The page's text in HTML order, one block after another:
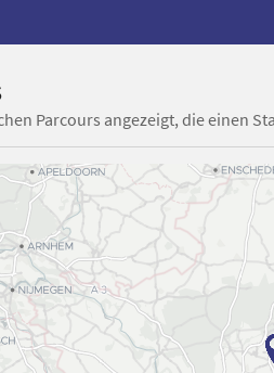
Parcours angezeigt, die einen